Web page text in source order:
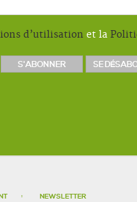
d’utilisation et la
NEWSLETTER